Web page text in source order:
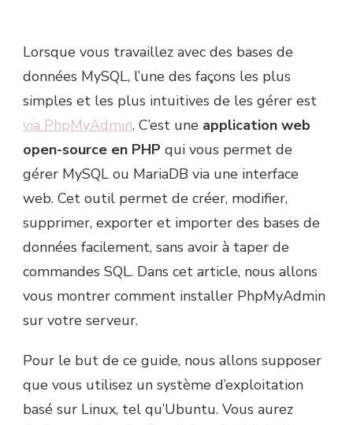
Lorsque vous travaillez avec des bases de
données MySQL, l’une des façons les plus
simples et les plus intuitives de les gérer est
via PhpMyAdmin. C’est une application web
open-source en PHP qui vous permet de
gérer MySQL ou MariaDB via une interface
web. Cet outil permet de créer, modifier,
supprimer, exporter et importer des bases de
données facilement, sans avoir à taper de
commandes SQL. Dans cet article, nous allons
vous montrer comment installer PhpMyAdmin
sur votre serveur.
Pour le but de ce guide, nous allons supposer
que vous utilisez un système d’exploitation
basé sur Linux, tel qu’Ubuntu. Vous aurez